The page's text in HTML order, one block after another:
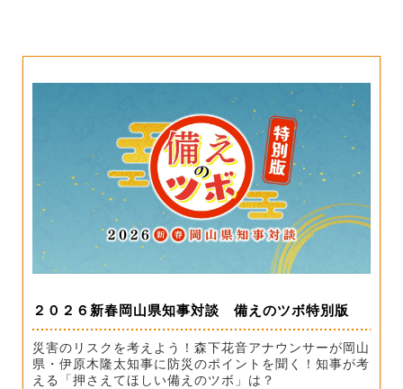
２０２６新春岡山県知事対談 備えのツボ特別版
災害のリスクを考えよう！森下花音アナウンサーが岡山
県・伊原木隆太知事に防災のポイントを聞く！知事が考
える「押さえてほしい備えのツボ」は？